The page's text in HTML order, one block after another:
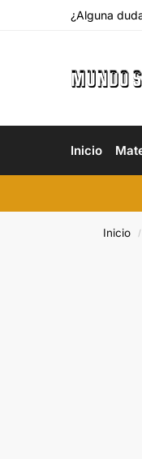
¿Alguna
Inicio
Inicio /